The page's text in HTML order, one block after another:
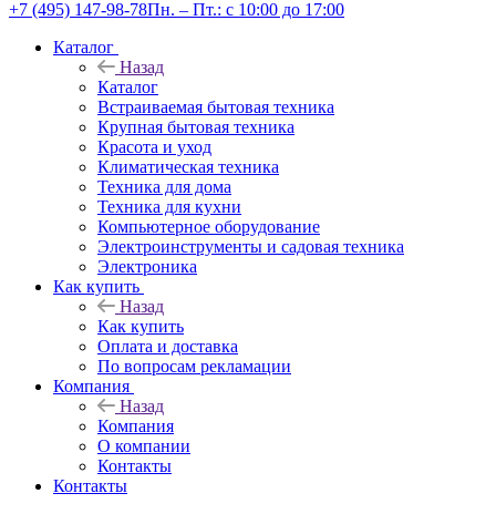
+7 (495) 147-98-78Пн. – Пт.: с 10:00 до 17:00
Каталог
Назад
Каталог
Встраиваемая бытовая техника
Крупная бытовая техника
Красота и уход
Климатическая техника
Техника для дома
Техника для кухни
Компьютерное оборудование
Электроинструменты и садовая техника
Электроника
Как купить
Назад
Как купить
Оплата и доставка
По вопросам рекламации
Компания
Назад
Компания
О компании
Контакты
Контакты